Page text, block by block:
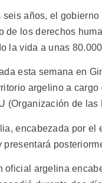
años, el
de los derechos
la vida a unas
esta semana en
argelino a
(Organización de
encabezada por
oficial argelina